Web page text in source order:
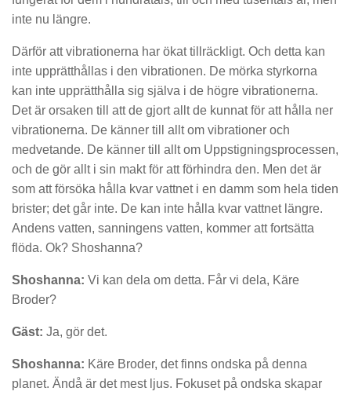
inte nu längre.
Därför att vibrationerna har ökat tillräckligt. Och detta kan
inte upprätthållas i den vibrationen. De mörka styrkorna
kan inte upprätthålla sig själva i de högre vibrationerna.
Det är orsaken till att de gjort allt de kunnat för att hålla ner
vibrationerna. De känner till allt om vibrationer och
medvetande. De känner till allt om Uppstigningsprocessen,
och de gör allt i sin makt för att förhindra den. Men det är
som att försöka hålla kvar vattnet i en damm som hela tiden
brister; det går inte. De kan inte hålla kvar vattnet längre.
Andens vatten, sanningens vatten, kommer att fortsätta
flöda. Ok? Shoshanna?
Shoshanna: Vi kan dela om detta. Får vi dela, Käre
Broder?
Gäst: Ja, gör det.
Shoshanna: Käre Broder, det finns ondska på denna
planet. Ändå är det mest ljus. Fokuset på ondska skapar